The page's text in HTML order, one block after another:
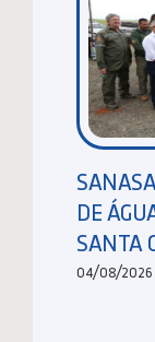
DE
SANTA
04/08/2026